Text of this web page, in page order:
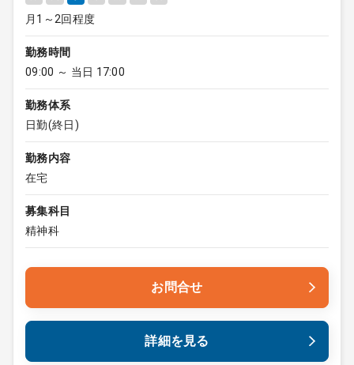
月1～2回程度
勤務時間
09:00 ～ 当日 17:00
勤務体系
日勤(終日)
勤務内容
在宅
募集科目
精神科
お問合せ
詳細を見る